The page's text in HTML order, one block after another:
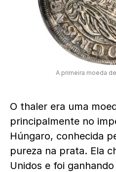
A primeira moeda
O thaler era uma
principalmente no
Húngaro, conhecida
pureza na prata. Ela
Unidos e foi